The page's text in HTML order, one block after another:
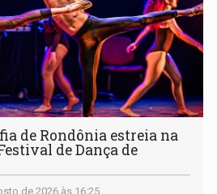
de Rondônia estreia na
de Dança de
de 2026 às 16:25